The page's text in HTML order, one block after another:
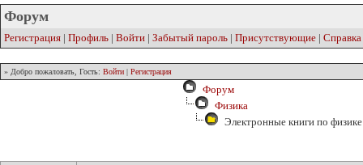
Форум
Регистрация | Профиль | Войти | Забытый пароль | Присутствующие | Справка
» Добро пожаловать, Гость: Войти | Регистрация
Форум
Физика
Электронные книги по